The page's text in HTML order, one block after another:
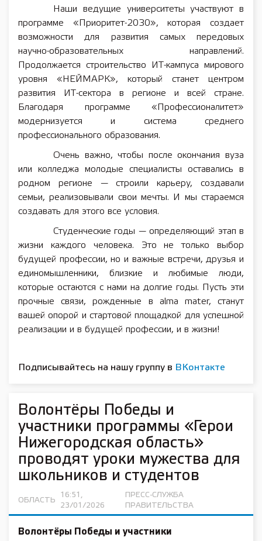
Наши ведущие университеты участвуют в
программе «Приоритет-2030», которая создает
возможности для развития самых передовых
научно-образовательных направлений.
Продолжается строительство ИТ-кампуса мирового
уровня «НЕЙМАРК», который станет центром
развития ИТ-сектора в регионе и всей стране.
Благодаря программе «Профессионалитет»
модернизуется и система среднего
профессионального образования.
Очень важно, чтобы после окончания вуза
или колледжа молодые специалисты оставались в
родном регионе — строили карьеру, создавали
семьи, реализовывали свои мечты. И мы стараемся
создавать для этого все условия.
Студенческие годы — определяющий этап в
жизни каждого человека. Это не только выбор
будущей профессии, но и важные встречи, друзья и
единомышленники, близкие и любимые люди,
которые остаются с нами на долгие годы. Пусть эти
прочные связи, рожденные в alma mater, станут
вашей опорой и стартовой площадкой для успешной
реализации и в будущей профессии, и в жизни!
Подписывайтесь на нашу группу в ВКонтакте
Волонтёры Победы и
участники программы «Герои
Нижегородская область»
проводят уроки мужества для
школьников и студентов
ОБЛАСТЬ
16:51,
23/01/2026
ПРЕСС-СЛУЖБА
ПРАВИТЕЛЬСТВА
Волонтёры Победы и участники